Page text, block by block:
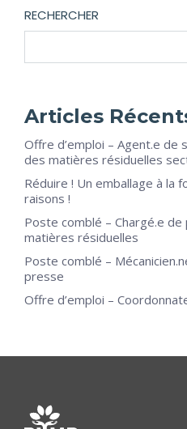
RECHERCHER
Articles
Offre d’emploi – Agent.e de
des matières résiduelles
Réduire ! Un emballage à la
raisons !
Poste comblé – Chargé.e
matières résiduelles
Poste comblé –
presse
Offre d’emploi –